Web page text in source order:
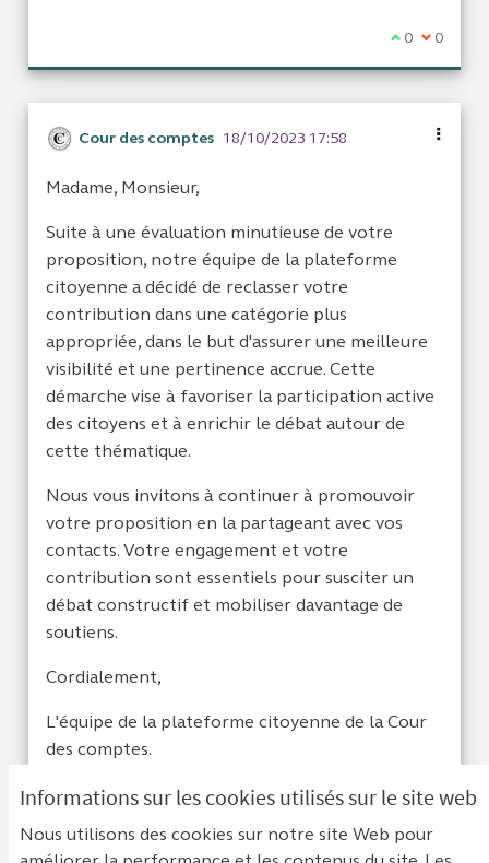
Informations sur les cookies utilisés sur le site web
Nous utilisons des cookies sur notre site Web pour
Je suis
0 Je ne
0
Cour des comptes 18/10/2023 17:58
Madame, Monsieur,
Suite à une évaluation minutieuse de votre
proposition, notre équipe de la plateforme
citoyenne a décidé de reclasser votre
contribution dans une catégorie plus
appropriée, dans le but d'assurer une meilleure
visibilité et une pertinence accrue. Cette
démarche vise à favoriser la participation active
des citoyens et à enrichir le débat autour de
cette thématique.
Nous vous invitons à continuer à promouvoir
votre proposition en la partageant avec vos
contacts. Votre engagement et votre
contribution sont essentiels pour susciter un
débat constructif et mobiliser davantage de
soutiens.
Cordialement,
L'équipe de la plateforme citoyenne de la Cour
des comptes.